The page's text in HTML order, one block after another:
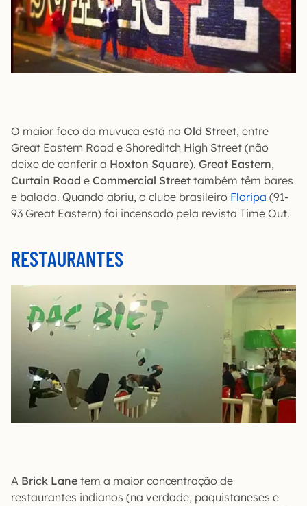
O maior foco da muvuca está na Old Street, entre
Great Eastern Road e Shoreditch High Street (não
deixe de conferir a Hoxton Square). Great Eastern,
Curtain Road e Commercial Street também têm bares
e balada. Quando abriu, o clube brasileiro Floripa (91-
93 Great Eastern) foi incensado pela revista Time Out.
RESTAURANTES
A Brick Lane tem a maior concentração de
restaurantes indianos (na verdade, paquistaneses e